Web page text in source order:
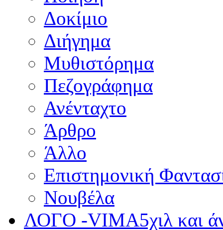
Δοκίμιο
Διήγημα
Μυθιστόρημα
Πεζογράφημα
Ανένταχτο
Άρθρο
Άλλο
Επιστημονική
Νουβέλα
ΛΟΓΟ -VIMA5χιλ και